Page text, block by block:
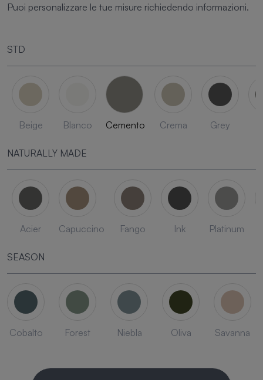
Puoi personalizzare le tue misure richiedendo informazioni.
STD
Beige Blanco Cemento Crema Grey
NATURALLY MADE
Acier Capuccino Fango Ink Platinum
SEASON
Cobalto Forest Niebla Oliva Savanna